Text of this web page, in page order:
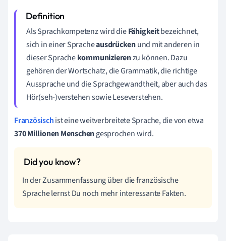
Als Sprachkompetenz wird dieFähigkeitbezeichnet,
sich in einer Spracheausdrückenund mit anderen in
dieser Sprachekommunizierenzu können. Dazu
gehören der Wortschatz, die Grammatik, die richtige
Aussprache und die Sprachgewandtheit, aber auch das
Hör(seh-)verstehen sowie Leseverstehen.
Französischist eine weitverbreitete Sprache, die von etwa
370 Millionen Menschengesprochen wird.
In der Zusammenfassung über die französische
Sprache lernst Du noch mehr interessante Fakten.